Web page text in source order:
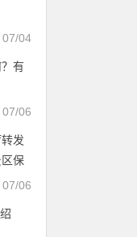
07/04
有
07/06
发
保
规则
07/06